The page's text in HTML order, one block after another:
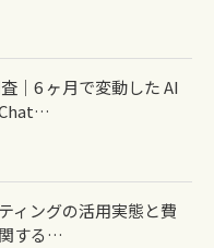
査｜6 ヶ月で変動した AI
ィングの活用実態と費
する…